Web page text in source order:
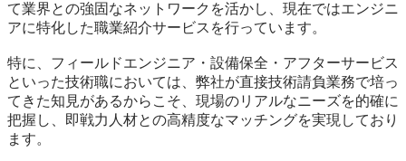
て業界との強固なネットワークを活かし、現在ではエンジニ
アに特化した職業紹介サービスを行っています。
特に、フィールドエンジニア・設備保全・アフターサービス
といった技術職においては、弊社が直接技術請負業務で培っ
てきた知見があるからこそ、現場のリアルなニーズを的確に
把握し、即戦力人材との高精度なマッチングを実現しており
ます。